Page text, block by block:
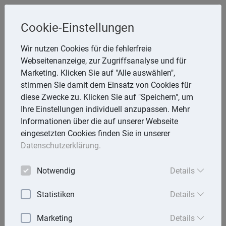
Melzer, StB
Storchsnest 6, 74535 Mainhardt
Telefon: 7903 7736
E-Mail:rathmann.melzer@t-online.de
Lexika
Volltext-Suche in den Lexika
Cookie-Einstellungen
Wir nutzen Cookies für die fehlerfreie
Webseitenanzeige, zur Zugriffsanalyse und für
Marketing. Klicken Sie auf "Alle auswählen",
stimmen Sie damit dem Einsatz von Cookies für
diese Zwecke zu. Klicken Sie auf "Speichern", um
Ihre Einstellungen individuell anzupassen. Mehr
Informationen über die auf unserer Webseite
eingesetzten Cookies finden Sie in unserer
Datenschutzerklärung.
Notwendig Details
Statistiken Details
Marketing Details